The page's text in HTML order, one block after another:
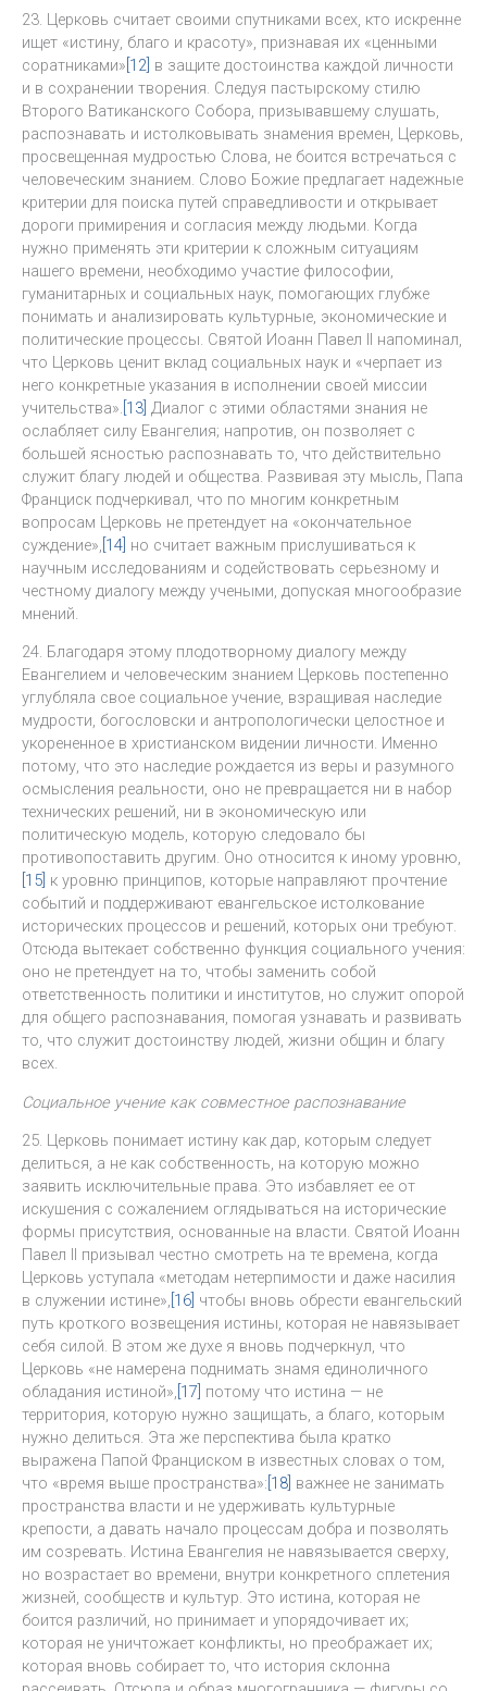
23. Церковь считает своими спутниками всех, кто искренне
ищет «истину, благо и красоту», признавая их «ценными
соратниками» [12] в защите достоинства каждой личности
и в сохранении творения. Следуя пастырскому стилю
Второго Ватиканского Собора, призывавшему слушать,
распознавать и истолковывать знамения времен, Церковь,
просвещенная мудростью Слова, не боится встречаться с
человеческим знанием. Слово Божие предлагает надежные
критерии для поиска путей справедливости и открывает
дороги примирения и согласия между людьми. Когда
нужно применять эти критерии к сложным ситуациям
нашего времени, необходимо участие философии,
гуманитарных и социальных наук, помогающих глубже
понимать и анализировать культурные, экономические и
политические процессы. Святой Иоанн Павел II напоминал,
что Церковь ценит вклад социальных наук и «черпает из
него конкретные указания в исполнении своей миссии
учительства». [13] Диалог с этими областями знания не
ослабляет силу Евангелия; напротив, он позволяет с
большей ясностью распознавать то, что действительно
служит благу людей и общества. Развивая эту мысль, Папа
Франциск подчеркивал, что по многим конкретным
вопросам Церковь не претендует на «окончательное
суждение», [14] но считает важным прислушиваться к
научным исследованиям и содействовать серьезному и
честному диалогу между учеными, допуская многообразие
мнений.
24. Благодаря этому плодотворному диалогу между
Евангелием и человеческим знанием Церковь постепенно
углубляла свое социальное учение, взращивая наследие
мудрости, богословски и антропологически целостное и
укорененное в христианском видении личности. Именно
потому, что это наследие рождается из веры и разумного
осмысления реальности, оно не превращается ни в набор
технических решений, ни в экономическую или
политическую модель, которую следовало бы
противопоставить другим. Оно относится к иному уровню,
[15] к уровню принципов, которые направляют прочтение
событий и поддерживают евангельское истолкование
исторических процессов и решений, которых они требуют.
Отсюда вытекает собственно функция социального учения:
оно не претендует на то, чтобы заменить собой
ответственность политики и институтов, но служит опорой
для общего распознавания, помогая узнавать и развивать
то, что служит достоинству людей, жизни общин и благу
всех.
Социальное учение как совместное распознавание
25. Церковь понимает истину как дар, которым следует
делиться, а не как собственность, на которую можно
заявить исключительные права. Это избавляет ее от
искушения с сожалением оглядываться на исторические
формы присутствия, основанные на власти. Святой Иоанн
Павел II призывал честно смотреть на те времена, когда
Церковь уступала «методам нетерпимости и даже насилия
в служении истине», [16] чтобы вновь обрести евангельский
путь кроткого возвещения истины, которая не навязывает
себя силой. В этом же духе я вновь подчеркнул, что
Церковь «не намерена поднимать знамя единоличного
обладания истиной», [17] потому что истина — не
территория, которую нужно защищать, а благо, которым
нужно делиться. Эта же перспектива была кратко
выражена Папой Франциском в известных словах о том,
что «время выше пространства»: [18] важнее не занимать
пространства власти и не удерживать культурные
крепости, а давать начало процессам добра и позволять
им созревать. Истина Евангелия не навязывается сверху,
но возрастает во времени, внутри конкретного сплетения
жизней, сообществ и культур. Это истина, которая не
боится различий, но принимает и упорядочивает их;
которая не уничтожает конфликты, но преображает их;
которая вновь собирает то, что история склонна